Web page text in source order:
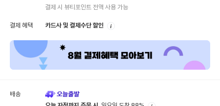
결제 시 뷰티포인트 전액 사용 가능
결제 혜택 카드사 및 결제수단 할인
배송